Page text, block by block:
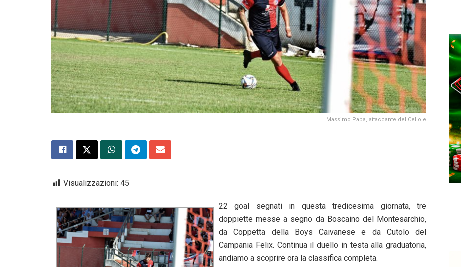
Massimo Papa, attaccante del Cellole
Visualizzazioni: 45
22 goal segnati in questa tredicesima giornata, tre
doppiette messe a segno da Boscaino del Montesarchio,
da Coppetta della Boys Caivanese e da Cutolo del
Campania Felix. Continua il duello in testa alla graduatoria,
andiamo a scoprire ora la classifica completa.